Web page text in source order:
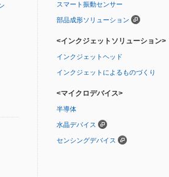
スマート振動センサー
部品成形ソリューション
<インクジェットソリューション>
インクジェットヘッド
インクジェットによるものづくり
<マイクロデバイス>
半導体
水晶デバイス
センシングデバイス